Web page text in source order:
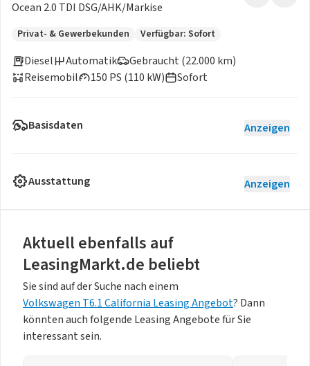
Ocean 2.0 TDI DSG/AHK/Markise
Privat- & Gewerbekunden Verfügbar: Sofort
Diesel
Gebraucht (22.000 km)
150 PS (110 kW)
Automatik
Reisemobil
Sofort
Basisdaten Anzeigen
Ausstattung Anzeigen
Aktuell ebenfalls auf
LeasingMarkt.de beliebt
Sie sind auf der Suche nach einem
Volkswagen T6.1 California Leasing Angebot? Dann
könnten auch folgende Leasing Angebote für Sie
interessant sein.